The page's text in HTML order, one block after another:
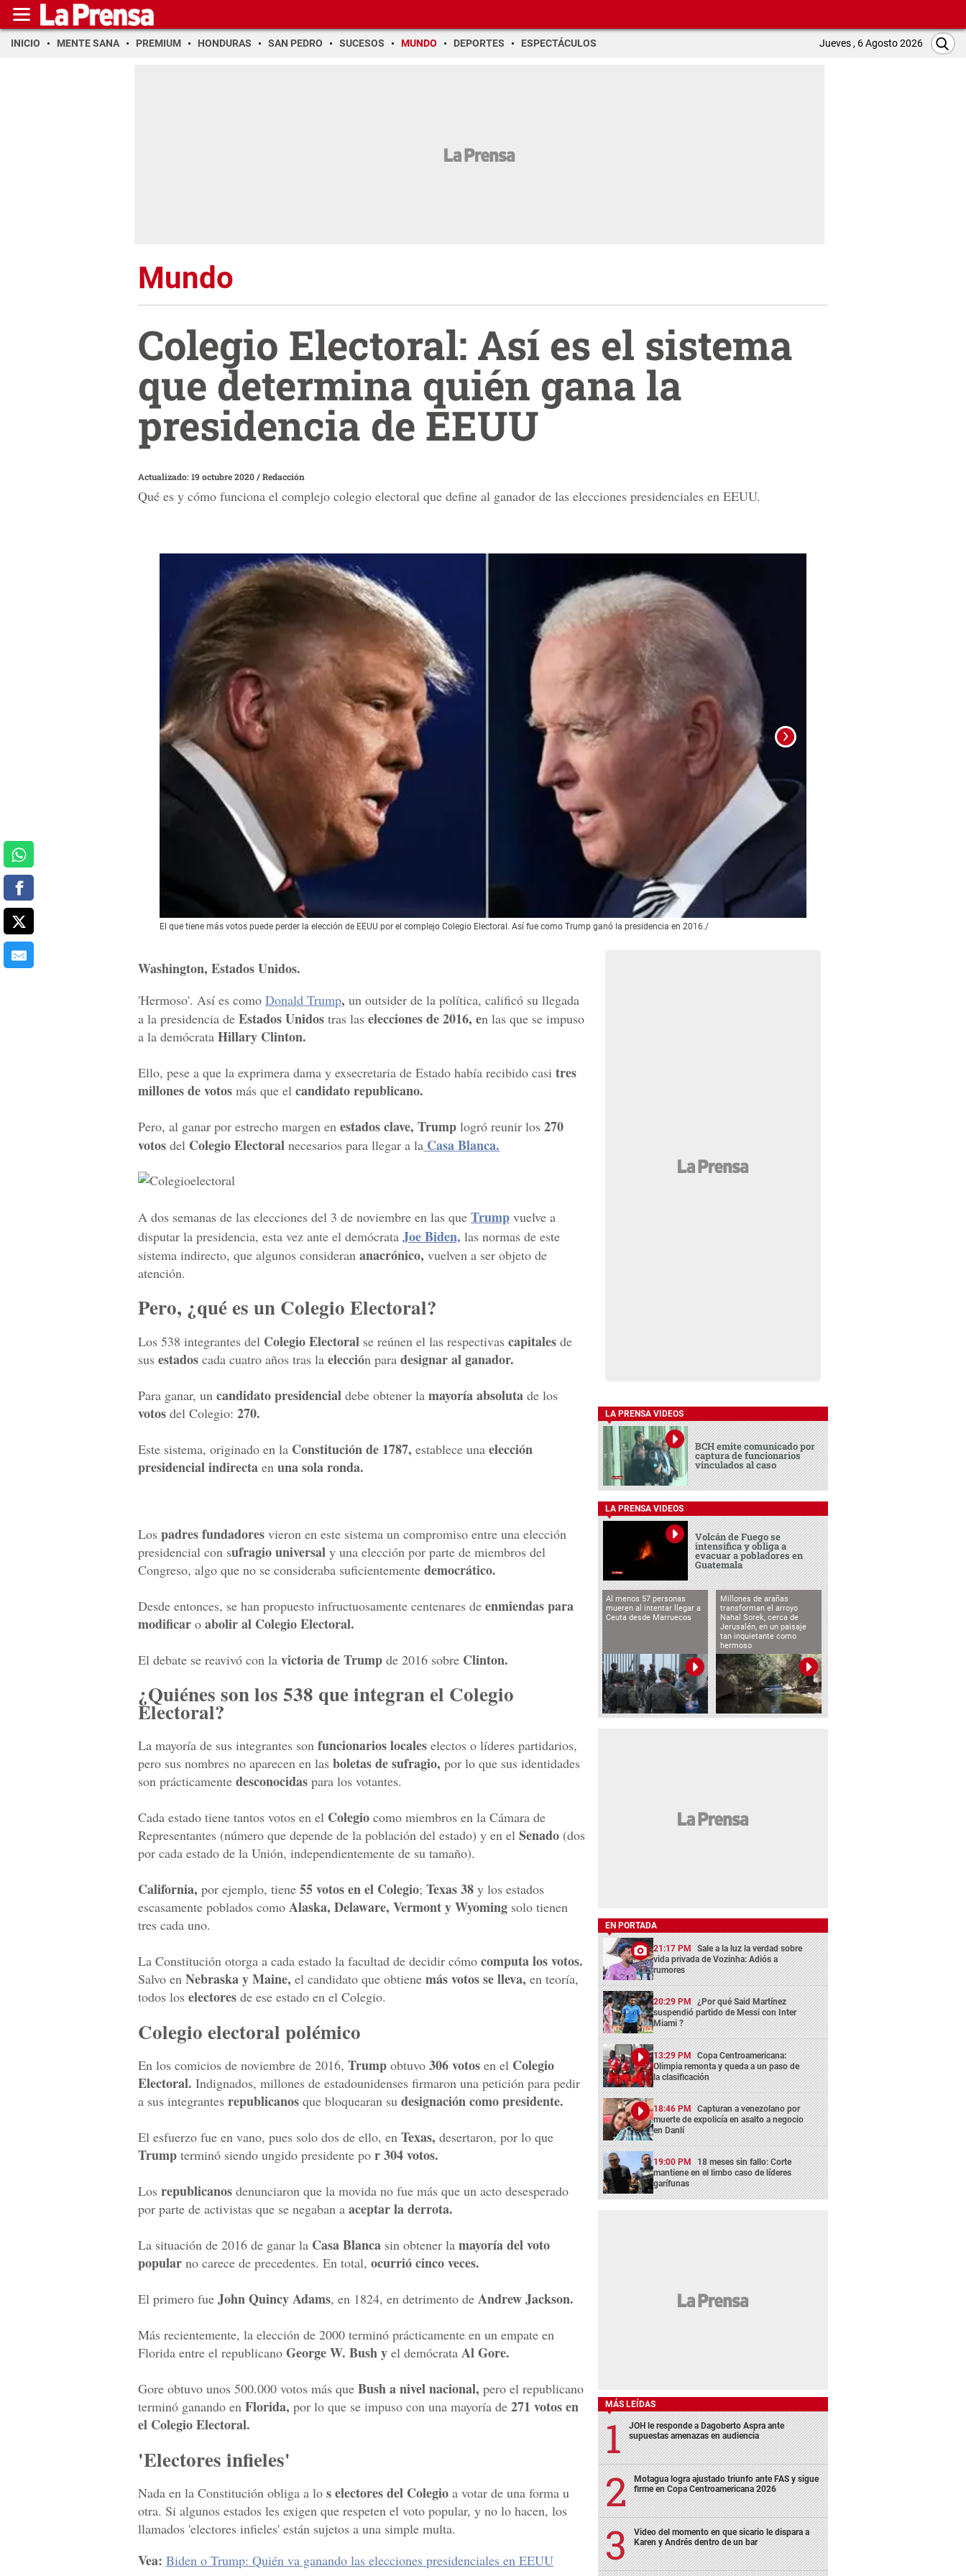
INICIO MENTE SANA PREMIUM HONDURAS SAN PEDRO SUCESOS MUNDO DEPORTES ESPECTÁCULOS Jueves , 6 Agosto 2026
Mundo
Colegio Electoral: Así es el sistema
que determina quién gana la
presidencia de EEUU
Actualizado: 19 octubre 2020/Redacción
Qué es y cómo funciona el complejo colegio electoral que define al ganador de las elecciones presidenciales en EEUU.
El que tiene más votos puede perder la elección de EEUU por el complejo Colegio Electoral. Así fue como Trump ganó la presidencia en 2016./
Washington, Estados Unidos.
'Hermoso'. Así es como Donald Trump, un outsider de la política, calificó su llegada
a la presidencia de Estados Unidos tras las elecciones de 2016, en las que se impuso
a la demócrata Hillary Clinton.
Ello, pese a que la exprimera dama y exsecretaria de Estado había recibido casi tres
millones de votos más que el candidato republicano.
Pero, al ganar por estrecho margen en estados clave, Trump logró reunir los 270
votos del Colegio Electoral necesarios para llegar a la Casa Blanca.
A dos semanas de las elecciones del 3 de noviembre en las que Trump vuelve a
disputar la presidencia, esta vez ante el demócrata Joe Biden, las normas de este
sistema indirecto, que algunos consideran anacrónico, vuelven a ser objeto de
atención.
Pero, ¿qué es un Colegio Electoral?
Los 538 integrantes del Colegio Electoral se reúnen el las respectivas capitales de
sus estados cada cuatro años tras la elección para designar al ganador.
Para ganar, un candidato presidencial debe obtener la mayoría absoluta de los
votos del Colegio: 270.
Este sistema, originado en la Constitución de 1787, establece una elección
presidencial indirecta en una sola ronda.
Los padres fundadores vieron en este sistema un compromiso entre una elección
presidencial con sufragio universal y una elección por parte de miembros del
Congreso, algo que no se consideraba suficientemente democrático.
Desde entonces, se han propuesto infructuosamente centenares de enmiendas para
modificar o abolir al Colegio Electoral.
El debate se reavivó con la victoria de Trump de 2016 sobre Clinton.
¿Quiénes son los 538 que integran el Colegio
Electoral?
La mayoría de sus integrantes son funcionarios locales electos o líderes partidarios,
pero sus nombres no aparecen en las boletas de sufragio, por lo que sus identidades
son prácticamente desconocidas para los votantes.
Cada estado tiene tantos votos en el Colegio como miembros en la Cámara de
Representantes (número que depende de la población del estado) y en el Senado (dos
por cada estado de la Unión, independientemente de su tamaño).
California, por ejemplo, tiene 55 votos en el Colegio; Texas 38 y los estados
escasamente poblados como Alaska, Delaware, Vermont y Wyoming solo tienen
tres cada uno.
La Constitución otorga a cada estado la facultad de decidir cómo computa los votos.
Salvo en Nebraska y Maine, el candidato que obtiene más votos se lleva, en teoría,
todos los electores de ese estado en el Colegio.
Colegio electoral polémico
En los comicios de noviembre de 2016, Trump obtuvo 306 votos en el Colegio
Electoral. Indignados, millones de estadounidenses firmaron una petición para pedir
a sus integrantes republicanos que bloquearan su designación como presidente.
El esfuerzo fue en vano, pues solo dos de ello, en Texas, desertaron, por lo que
Trump terminó siendo ungido presidente po r 304 votos.
Los republicanos denunciaron que la movida no fue más que un acto desesperado
por parte de activistas que se negaban a aceptar la derrota.
La situación de 2016 de ganar la Casa Blanca sin obtener la mayoría del voto
popular no carece de precedentes. En total, ocurrió cinco veces.
El primero fue John Quincy Adams, en 1824, en detrimento de Andrew Jackson.
Más recientemente, la elección de 2000 terminó prácticamente en un empate en
Florida entre el republicano George W. Bush y el demócrata Al Gore.
Gore obtuvo unos 500.000 votos más que Bush a nivel nacional, pero el republicano
terminó ganando en Florida, por lo que se impuso con una mayoría de 271 votos en
el Colegio Electoral.
'Electores infieles'
Nada en la Constitución obliga a lo s electores del Colegio a votar de una forma u
otra. Si algunos estados les exigen que respeten el voto popular, y no lo hacen, los
llamados 'electores infieles' están sujetos a una simple multa.
Vea: Biden o Trump: Quién va ganando las elecciones presidenciales en EEUU
LA PRENSA VIDEOS
BCH emite comunicado por
captura de funcionarios
vinculados al caso
LA PRENSA VIDEOS
Volcán de Fuego se
intensifica y obliga a
evacuar a pobladores en
Guatemala
Al menos 57 personas
mueren al intentar llegar a
Ceuta desde Marruecos
Millones de arañas
transforman el arroyo
Nahal Sorek, cerca de
Jerusalén, en un paisaje
tan inquietante como
hermoso
EN PORTADA
21:17 PM Sale a la luz la verdad sobre
vida privada de Vozinha: Adiós a
rumores
20:29 PM ¿Por qué Said Martínez
suspendió partido de Messi con Inter
Miami ?
13:29 PM Copa Centroamericana:
Olimpia remonta y queda a un paso de
la clasificación
18:46 PM Capturan a venezolano por
muerte de expolicía en asalto a negocio
en Danlí
19:00 PM 18 meses sin fallo: Corte
mantiene en el limbo caso de líderes
garífunas
MÁS LEÍDAS
JOH le responde a Dagoberto Aspra ante
supuestas amenazas en audiencia
Motagua logra ajustado triunfo ante FAS y sigue
firme en Copa Centroamericana 2026
Video del momento en que sicario le dispara a
Karen y Andrés dentro de un bar